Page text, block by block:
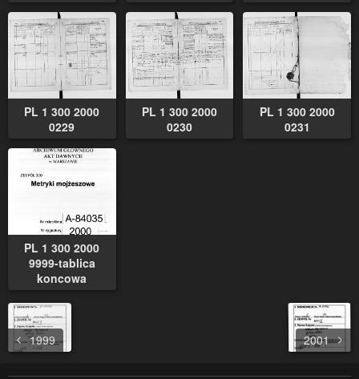
PL 1 300 2000
0229
PL 1 300 2000
0230
PL 1 300 2000
0231
PL 1 300 2000
9999-tablica
koncowa
1999 2001